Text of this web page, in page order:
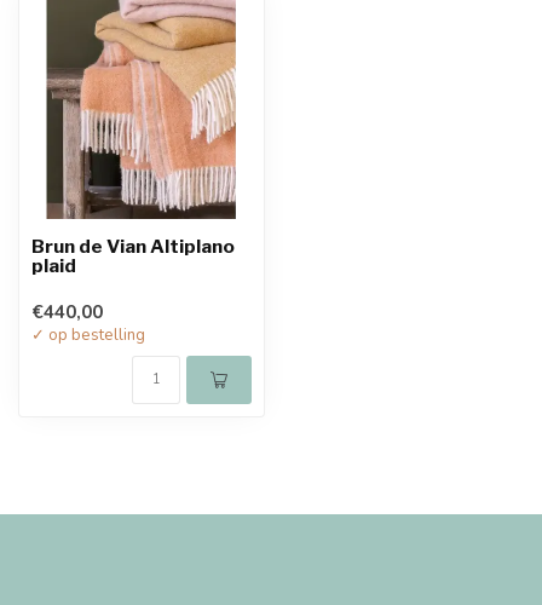
Brun de Vian Altiplano
plaid
€440,00
✓ op bestelling